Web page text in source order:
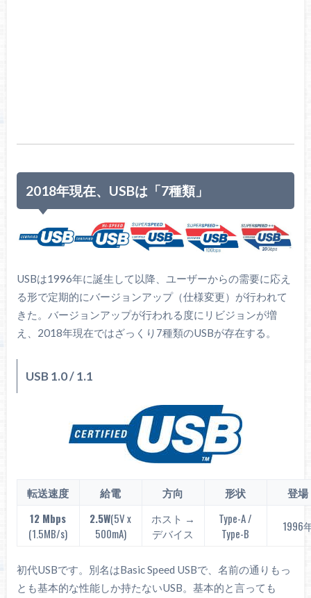
2018年現在、USBは「7種類」
USBは1996年に誕生して以降、ユーザーからの需要に応え
る形で定期的にバージョンアップ（仕様変更）が行われて
きた。バージョンアップが行われる度にリビジョンが増
え、2018年現在ではざっくり7種類のUSBが存在する。
USB 1.0 / 1.1
転送速度 給電 方向 形状
登場
12 Mbps
(1.5MB/s)
2.5W(5V x
500mA)
ホスト →
デバイス
Type-A /
Type-B
1996
初代USBです。別名はBasic Speed USBで、名前の通りもっ
とも基本的な性能しか持たないUSB。基本的と言っても